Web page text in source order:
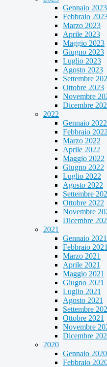
Gennaio 2023
Febbraio
Marzo 2023
Aprile 2023
Maggio 2023
Giugno 2023
Luglio 2023
Agosto 2023
Settembre
Ottobre 2023
Novembre
Dicembre
2022
Gennaio 2022
Febbraio 2022
Marzo 2022
Aprile 2022
Maggio 2022
Giugno 2022
Luglio 2022
Agosto 2022
Settembre
Ottobre 2022
Novembre
Dicembre
2021
Gennaio 2021
Febbraio 2021
Marzo 2021
Aprile 2021
Maggio 2021
Giugno 2021
Luglio 2021
Agosto 2021
Settembre
Ottobre 2021
Novembre
Dicembre
2020
Gennaio 2020
Febbraio